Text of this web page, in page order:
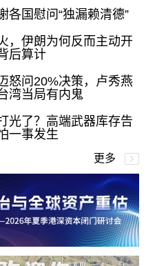
各国慰问“独漏赖清德”
，伊朗为何反而主动开
后算计
怒问20%决策，卢秀燕
湾当局有内鬼
光了？高端武器库存告
一事发生
更多